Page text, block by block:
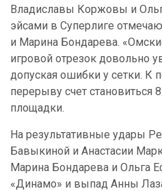
Владиславы Коржовы и
эйсами в Суперлиге
и Марина Бондарева.
игровой отрезок довольно
допуская ошибки у сетки. К
перерыву счет становиться
площадки.
На результативные удары
Бавыкиной и Анастасии
Марина Бондарева и Ольга
«Динамо» и выпад Анны